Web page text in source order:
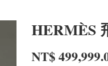
HERMÈS
NT$